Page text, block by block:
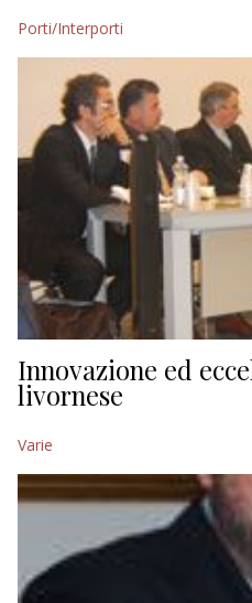
Porti/Interporti
Innovazione ed
livornese
Varie